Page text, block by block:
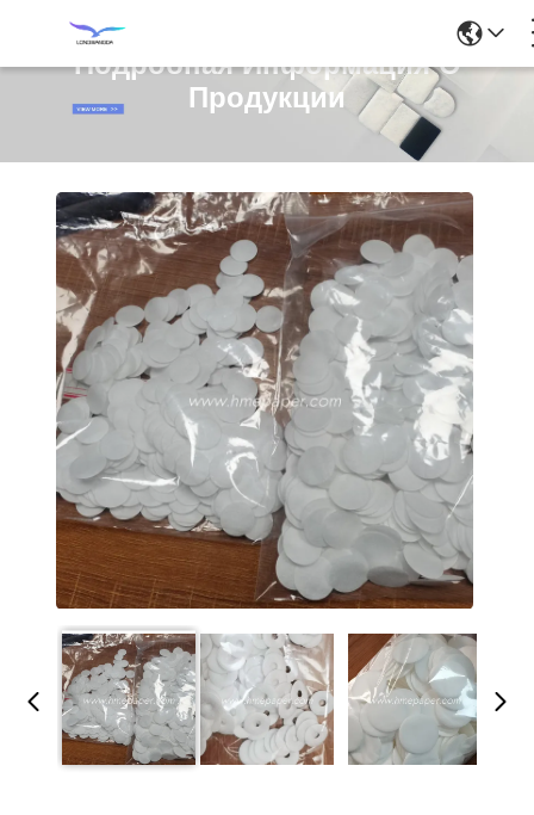
Подробная Информация О
Продукции